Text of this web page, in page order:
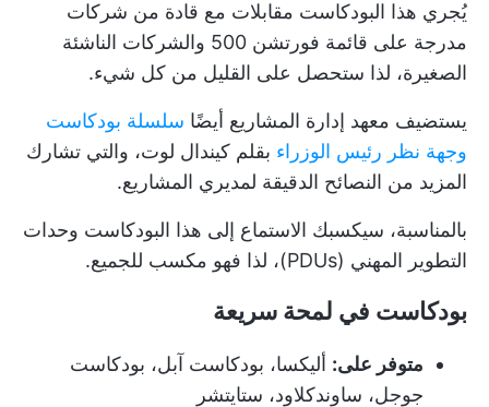
يُجري هذا البودكاست مقابلات مع قادة من شركات
مدرجة على قائمة فورتشن 500 والشركات الناشئة
الصغيرة، لذا ستحصل على القليل من كل شيء.
يستضيف معهد إدارة المشاريع أيضًا سلسلة بودكاست
وجهة نظر رئيس الوزراء بقلم كيندال لوت، والتي تشارك
المزيد من النصائح الدقيقة لمديري المشاريع.
بالمناسبة، سيكسبك الاستماع إلى هذا البودكاست وحدات
التطوير المهني (PDUs)، لذا فهو مكسب للجميع.
بودكاست في لمحة سريعة
متوفر على: أليكسا، بودكاست آبل، بودكاست
جوجل، ساوندكلاود، ستايتشر